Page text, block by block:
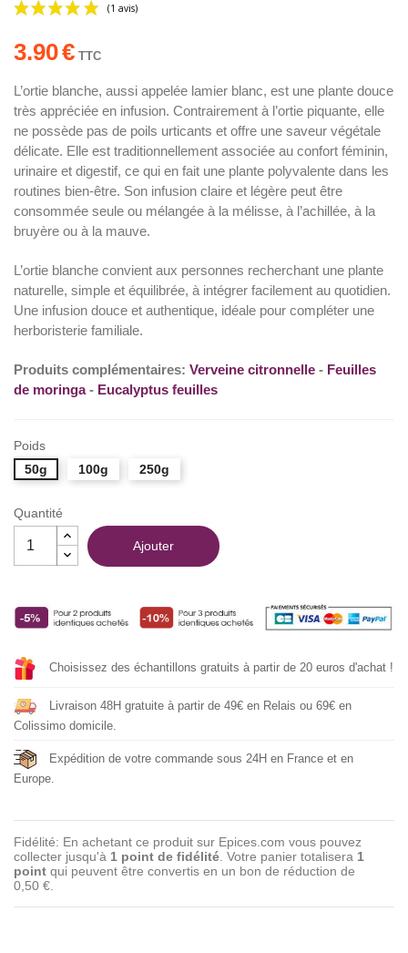
(1 avis)
3.90€ TTC
L’ortie blanche, aussi appelée lamier blanc, est une plante douce
très appréciée en infusion. Contrairement à l’ortie piquante, elle
ne possède pas de poils urticants et offre une saveur végétale
délicate. Elle est traditionnellement associée au confort féminin,
urinaire et digestif, ce qui en fait une plante polyvalente dans les
routines bien-être. Son infusion claire et légère peut être
consommée seule ou mélangée à la mélisse, à l’achillée, à la
bruyère ou à la mauve.
L’ortie blanche convient aux personnes recherchant une plante
naturelle, simple et équilibrée, à intégrer facilement au quotidien.
Une infusion douce et authentique, idéale pour compléter une
herboristerie familiale.
Produits complémentaires: Verveine citronnelle - Feuilles
de moringa- Eucalyptus feuilles
Poids
50g
100g 250g
Quantité
Ajouter
Choisissez des échantillons gratuits à partir de 20 euros d'achat !
Livraison 48H gratuite à partir de 49€ en Relais ou 69€ en
Colissimo domicile.
Expédition de votre commande sous 24H en France et en
Europe.
Fidélité: En achetant ce produit sur Epices.com vous pouvez
collecter jusqu'à 1 point de fidélité . Votre panier totalisera 1
point qui peuvent être convertis en un bon de réduction de
0,50 €